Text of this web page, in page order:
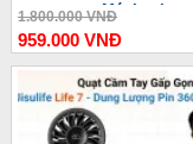
Mát Lạnh
1.800.000 VNĐ
959.000 VNĐ